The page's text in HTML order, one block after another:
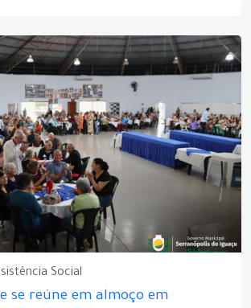
Social
se reúne em almoço em